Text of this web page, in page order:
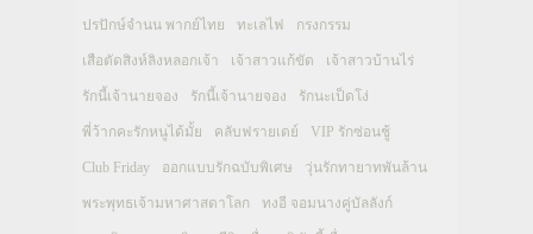
ปรปักษ์จำนน พากย์ไทย ทะเลไฟ กรงกรรม
เสือตัดสิงห์ลิงหลอกเจ้า เจ้าสาวแก้ขัด เจ้าสาวบ้านไร่
รักนี้เจ้านายจอง รักนี้เจ้านายจอง รักนะเป็ดโง่
พี่ว้ากคะรักหนูได้มั้ย คลับฟรายเดย์ VIP รักซ่อนชู้
Club Friday ออกแบบรักฉบับพิเศษ วุ่นรักทายาทพันล้าน
พระพุทธเจ้ามหาศาสดาโลก ทงอี จอมนางคู่บัลลังก์